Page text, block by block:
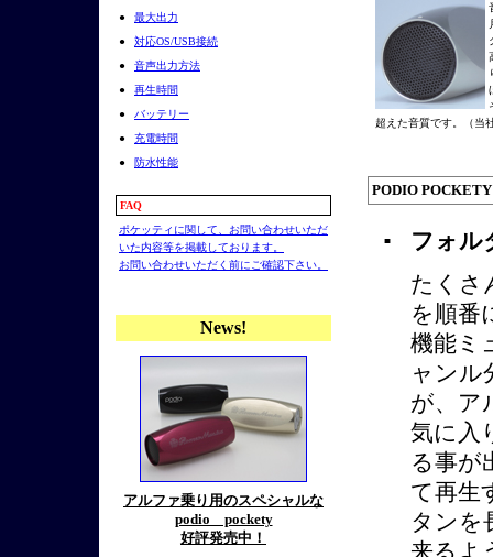
●
最大出力
●
対応OS/USB接続
●
音声出力方法
●
再生時間
●
バッテリー
●
充電時間
●
防水性能
FAQ
ポケッティに関して、お問い合わせいただ
いた内容等を掲載しております。
お問い合わせいただく前にご確認下さい。
News!
アルファ乗り用のスペシャルな
podio pockety
好評発売中！
超えた音質です。（当
PODIO
■
フォル
たくさ
を順番
機能ミ
ャンル
が、ア
気に入
る事が
て再生
タンを
来るよ